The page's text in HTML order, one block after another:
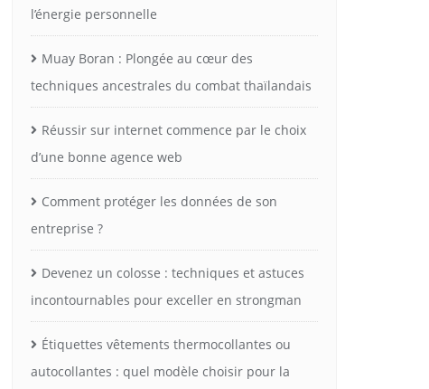
l’énergie personnelle
Muay Boran : Plongée au cœur des
techniques ancestrales du combat thaïlandais
Réussir sur internet commence par le choix
d’une bonne agence web
Comment protéger les données de son
entreprise ?
Devenez un colosse : techniques et astuces
incontournables pour exceller en strongman
Étiquettes vêtements thermocollantes ou
autocollantes : quel modèle choisir pour la